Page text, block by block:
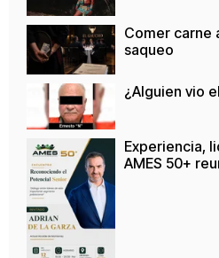
Comer carne
saqueo
¿Alguien vio
Experiencia,
AMES 50+